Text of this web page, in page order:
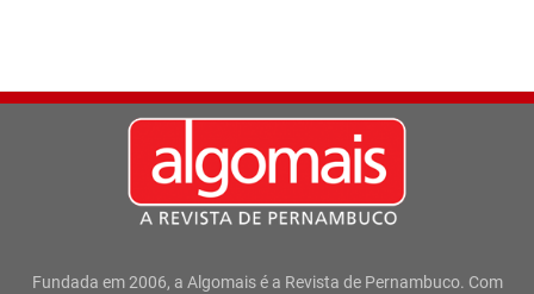
Fundada em 2006, a Algomais é a Revista de Pernambuco. Com